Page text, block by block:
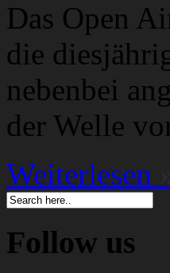
Das Open
die
nebenbei
der Welle
Weiterlesen
Follow us